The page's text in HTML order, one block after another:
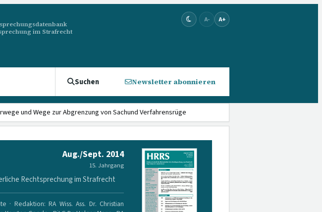
im Strafrecht
A- A+
Suchen Newsletter abonnieren
und Wege zur Abgrenzung von Sachund Verfahrensrüge
Aug./Sept. 2014
15. Jahrgang
Rechtsprechung im Strafrecht
· Redaktion: RA Wiss. Ass. Dr. Christian